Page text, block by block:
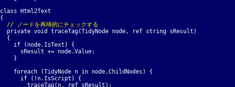
class Html2Text
{
// ノードを再帰的にチェックする
private void traceTag(TidyNode node, ref string sResult)
{
if (node.IsText) {
sResult += node.Value;
}
foreach (TidyNode n in node.ChildNodes) {
if (!n.IsScript) {
traceTag(n, ref sResult);